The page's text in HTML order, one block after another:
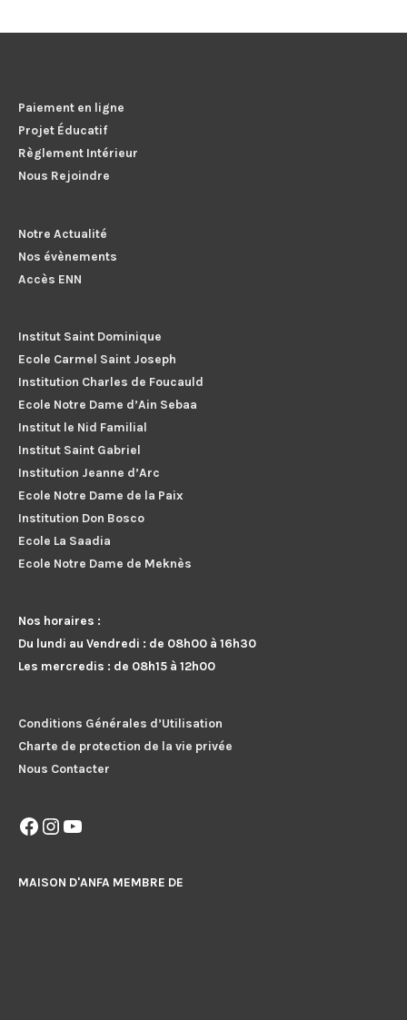
Paiement en ligne
Projet Éducatif
Règlement Intérieur
Nous Rejoindre
Notre Actualité
Nos évènements
Accès ENN
Institut Saint Dominique
Ecole Carmel Saint Joseph
Institution Charles de Foucauld
Ecole Notre Dame d’Ain Sebaa
Institut le Nid Familial
Institut Saint Gabriel
Institution Jeanne d’Arc
Ecole Notre Dame de la Paix
Institution Don Bosco
Ecole La Saadia
Ecole Notre Dame de Meknès
Nos horaires :
Du lundi au Vendredi : de 08h00 à 16h30
Les mercredis : de 08h15 à 12h00
Conditions Générales d’Utilisation
Charte de protection de la vie privée
Nous Contacter
Facebook
Instagram
YouTube
MAISON D'ANFA MEMBRE DE